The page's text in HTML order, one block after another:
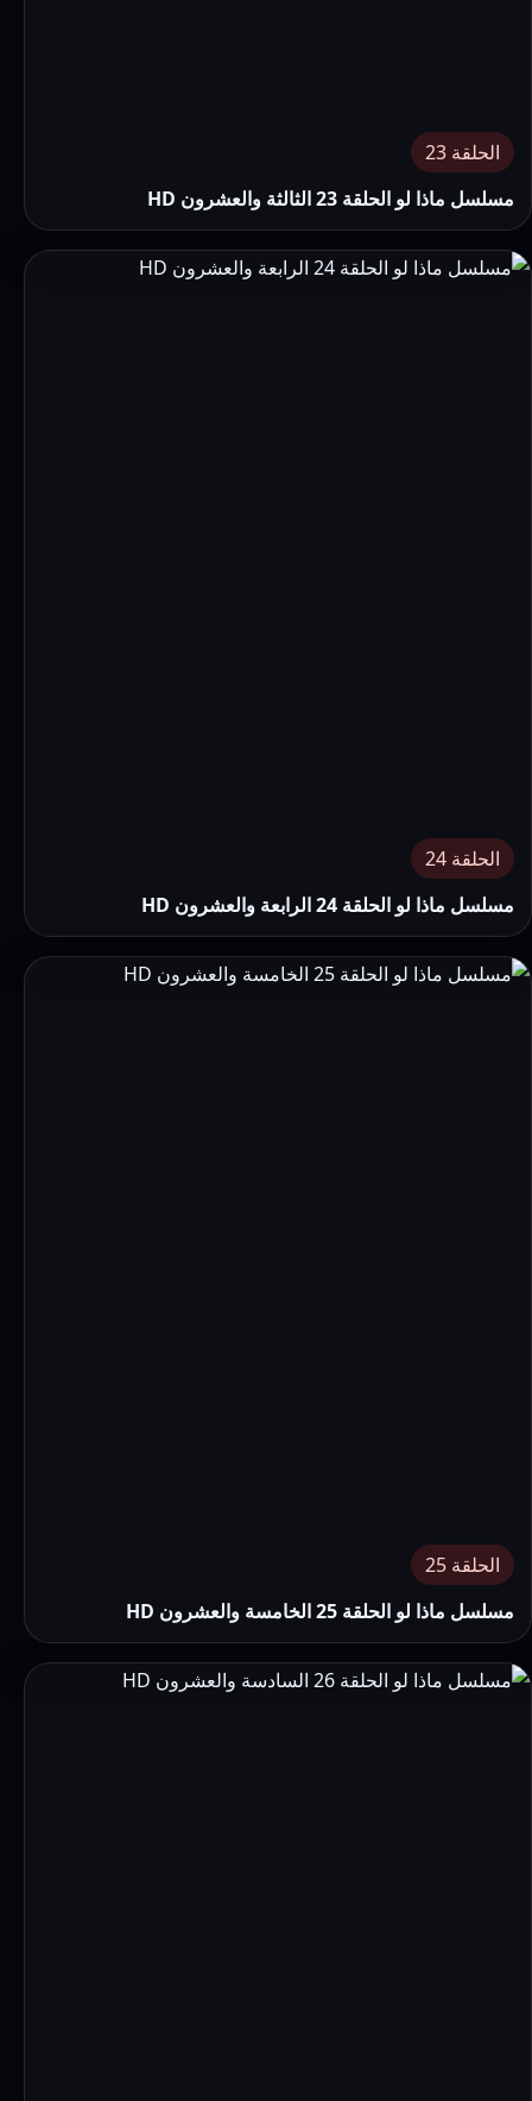
الحلقة 23
مسلسل ماذا لو الحلقة 23 الثالثة والعشرون HD
الحلقة 24
مسلسل ماذا لو الحلقة 24 الرابعة والعشرون HD
الحلقة 25
مسلسل ماذا لو الحلقة 25 الخامسة والعشرون HD